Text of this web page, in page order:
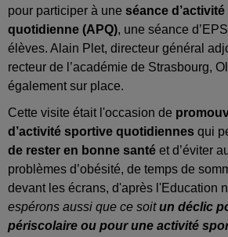
pour participer à une séance
quotidienne (APQ), une séance
élèves. Alain Plet, directeur général
recteur de l’académie de Strasbourg,
également sur place.
Cette visite était l'occasion de
d’activité sportive quotidiennes qui
de rester en bonne santé et d’éviter
problèmes d’obésité, de temps de
devant les écrans, d'après l'Education
espérons aussi que ce soitun déclic
périscolaire ou pour une activité